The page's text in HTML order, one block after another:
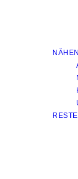
NÄHEN